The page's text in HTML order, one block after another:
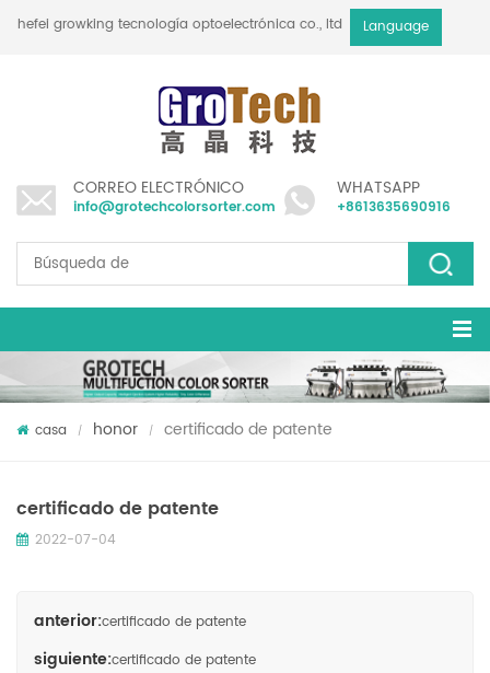
hefei growking tecnología optoelectrónica co., ltd Language
CORREO ELECTRÓNICO
info@grotechcolorsorter.com
WHATSAPP
+8613635690916
casa / honor / certificado de patente
certificado de patente
2022-07-04
anterior:certificado de patente
siguiente:certificado de patente